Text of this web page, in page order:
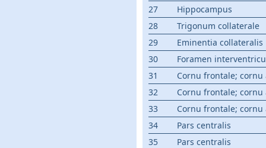
27
Hippocampus
28
Trigonum collaterale
29
Eminentia collateralis
30
Foramen
31
Cornu frontale;
32
Cornu frontale;
33
Cornu frontale;
34
Pars centralis
35
Pars centralis